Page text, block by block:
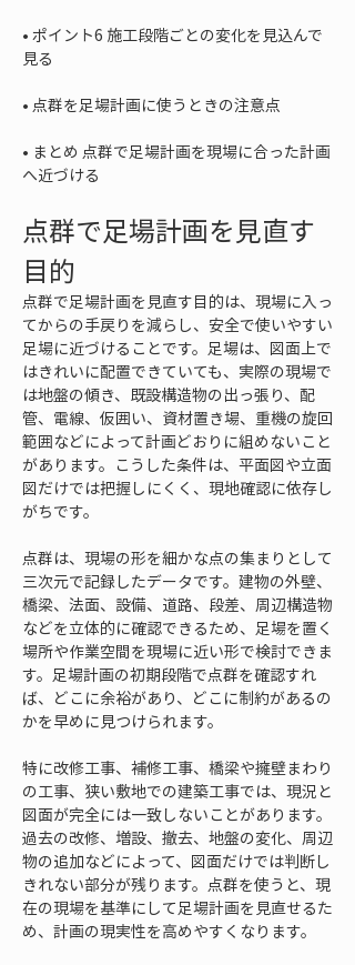
• ポイント6 施工段階ごとの変化を見込んで
•
• まとめ 点群で足場計画を現場に合った計画
へ近づける
点群で足場計画を見直す
目的
点群で足場計画を見直す目的は、現場に入っ
てからの手戻りを減らし、安全で使いやすい
足場に近づけることです。足場は、図面上で
はきれいに配置できていても、実際の現場で
は地盤の傾き、既設構造物の出っ張り、配
管、電線、仮囲い、資材置き場、重機の旋回
範囲などによって計画どおりに組めないこと
があります。こうした条件は、平面図や立面
図だけでは把握しにくく、現地確認に依存し
がちです。
点群は、現場の形を細かな点の集まりとして
三次元で記録したデータです。建物の外壁、
橋梁、法面、設備、道路、段差、周辺構造物
などを立体的に確認できるため、足場を置く
場所や作業空間を現場に近い形で検討できま
す。足場計画の初期段階で点群を確認すれ
ば、どこに余裕があり、どこに制約があるの
かを早めに見つけられます。
特に改修工事、補修工事、橋梁や擁壁まわり
の工事、狭い敷地での建築工事では、現況と
図面が完全には一致しないことがあります。
過去の改修、増設、撤去、地盤の変化、周辺
物の追加などによって、図面だけでは判断し
きれない部分が残ります。点群を使うと、現
在の現場を基準にして足場計画を見直せるた
め、計画の現実性を高めやすくなります。